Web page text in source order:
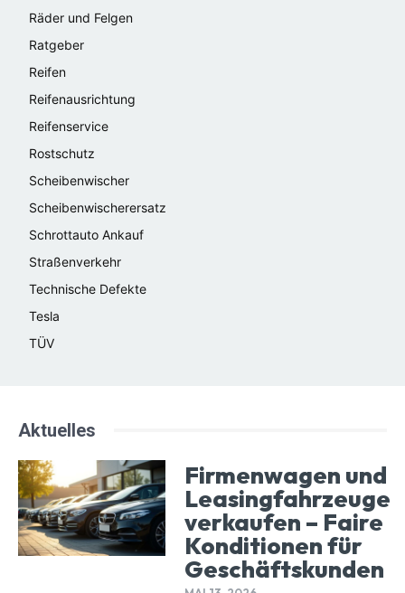
Räder und Felgen
Ratgeber
Reifen
Reifenausrichtung
Reifenservice
Rostschutz
Scheibenwischer
Scheibenwischerersatz
Schrottauto Ankauf
Straßenverkehr
Technische Defekte
Tesla
TÜV
Aktuelles
Firmenwagen und
Leasingfahrzeuge
verkaufen – Faire
Konditionen für
Geschäftskunden